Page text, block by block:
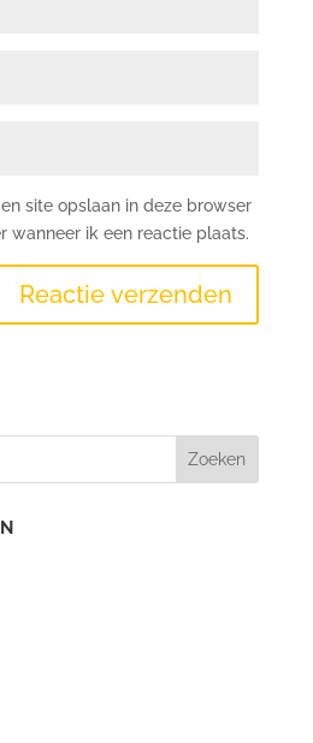
site opslaan in deze browser
wanneer ik een reactie plaats.